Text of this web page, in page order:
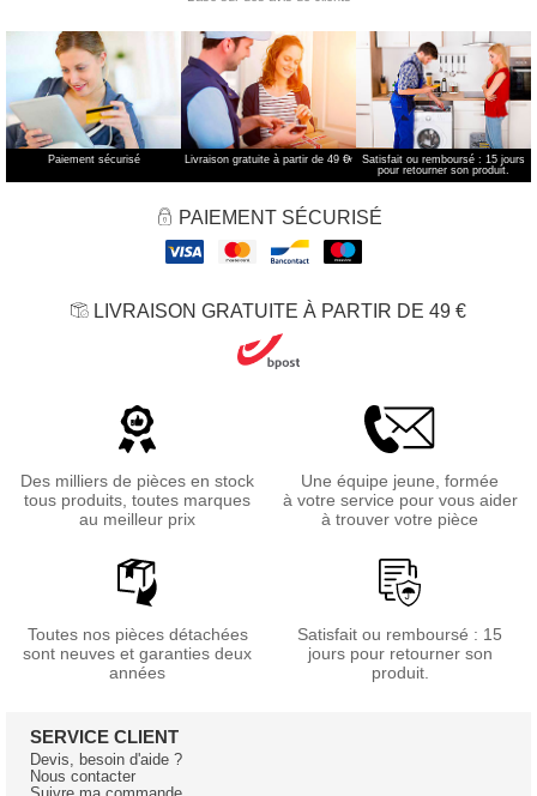
Paiement sécurisé Livraison gratuite à partir de 49 €*
Satisfait ou remboursé : 15 jours
pour retourner son produit.
PAIEMENT SÉCURISÉ
LIVRAISON GRATUITE À PARTIR DE 49 €
Des milliers de pièces en stock
tous produits, toutes marques
au meilleur prix
Une équipe jeune, formée
à votre service pour vous aider
à trouver votre pièce
Toutes nos pièces détachées
sont neuves et garanties deux
années
Satisfait ou remboursé : 15
jours pour retourner son
produit.
SERVICE CLIENT
Devis, besoin d'aide ?
Nous contacter